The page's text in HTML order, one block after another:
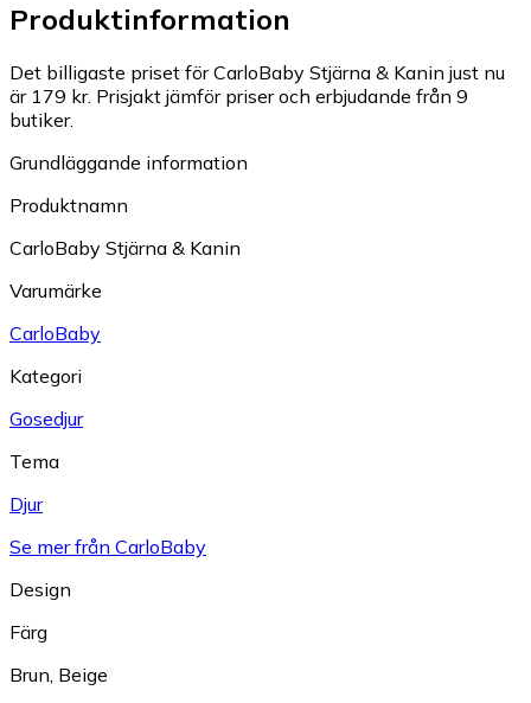
Produktinformation
Det billigaste priset för CarloBaby Stjärna & Kanin just nu
är 179 kr. Prisjakt jämför priser och erbjudande från 9
butiker.
Grundläggande information
Produktnamn
CarloBaby Stjärna & Kanin
Varumärke
CarloBaby
Kategori
Gosedjur
Tema
Djur
Se mer från CarloBaby
Design
Färg
Brun, Beige